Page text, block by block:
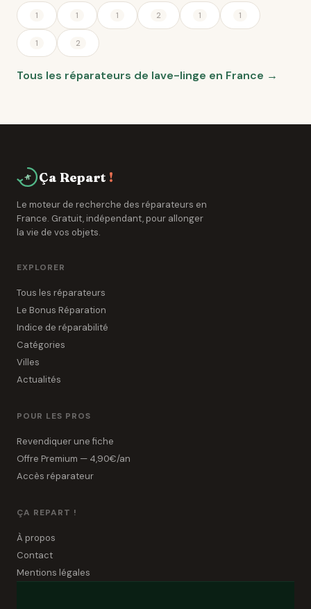
1 1 1 2 1 1
1 2
Tous les réparateurs de lave-linge en France →
Ça Repart !
Le moteur de recherche des réparateurs en
France. Gratuit, indépendant, pour allonger
la vie de vos objets.
EXPLORER
Tous les réparateurs
Le Bonus Réparation
Indice de réparabilité
Catégories
Villes
Actualités
POUR LES PROS
Revendiquer une fiche
Offre Premium — 4,90€/an
Accès réparateur
ÇA REPART !
À propos
Contact
Mentions légales